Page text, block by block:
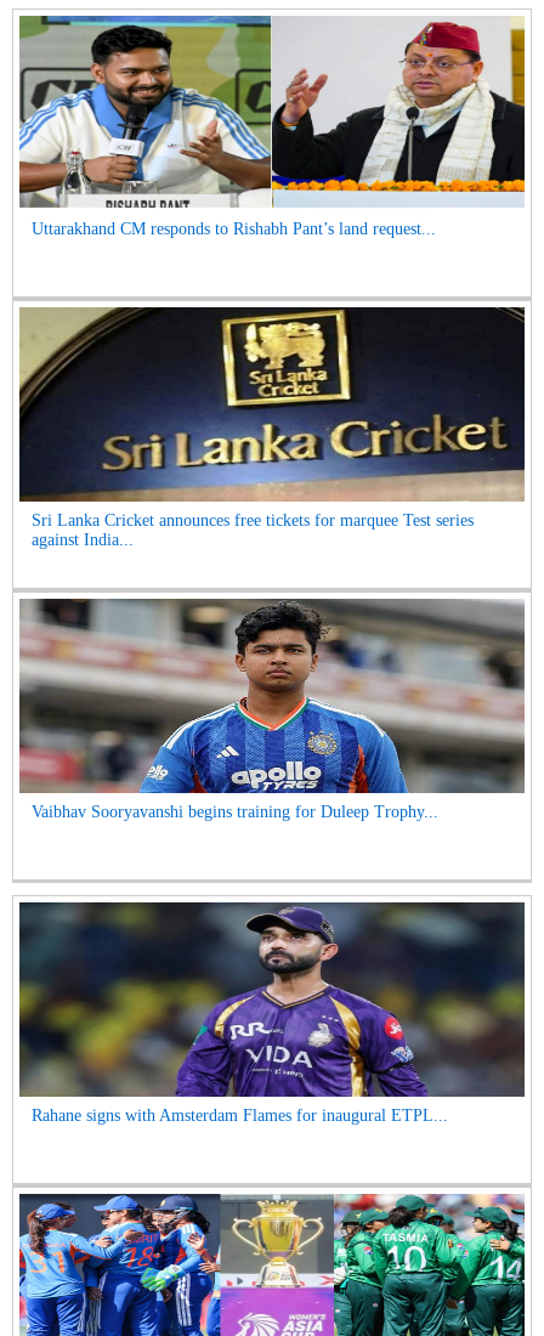
Uttarakhand CM responds to Rishabh Pant’s land request...
Sri Lanka Cricket announces free tickets for marquee Test series
against India...
Vaibhav Sooryavanshi begins training for Duleep Trophy...
Rahane signs with Amsterdam Flames for inaugural ETPL...